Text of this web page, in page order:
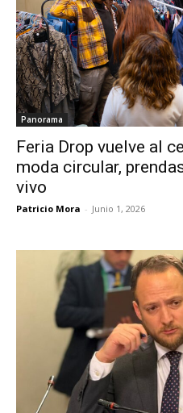
Panorama
Feria Drop vuelve al
moda circular,
vivo
Patricio Mora - Junio 1, 2026